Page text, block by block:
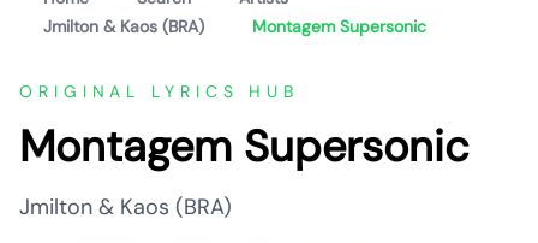
Jmilton & Kaos (BRA)
Montagem Supersonic
ORIGINAL LYRICS HUB
Montagem Supersonic
Jmilton & Kaos (BRA)